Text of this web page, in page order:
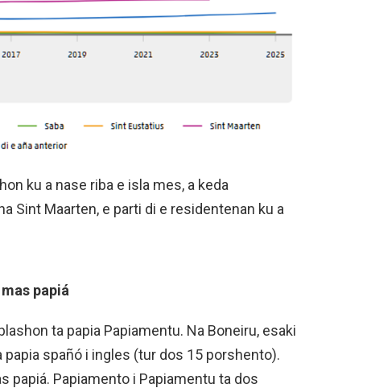
ku a nase riba e isla mes, a keda
Sint Maarten, e parti di e residentenan ku a
papiá
ta papia Papiamentu. Na Boneiru, esaki
spañó i ingles (tur dos 15 porshento).
papiá. Papiamento i Papiamentu ta dos